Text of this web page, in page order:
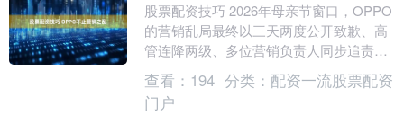
股票配资技巧 2026年母亲节窗口，OPPO
的营销乱局最终以三天两度公开致歉、高
管连降两级、多位营销负责人同步追责
的“史上最严处罚”收场。当然，这场自上
而下的营....
查看： 194 分类： 配资一流股票配资
门户